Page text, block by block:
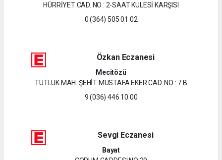
HÜRRİYET CAD. NO : 2-SAAT KULESİ KARŞISI
0 (364) 505 01 02
Özkan Eczanesi
Mecitözü
TUTLUK MAH. ŞEHİT MUSTAFA EKER CAD. NO : 7 B
9 (036) 446 10 00
Sevgi Eczanesi
Bayat